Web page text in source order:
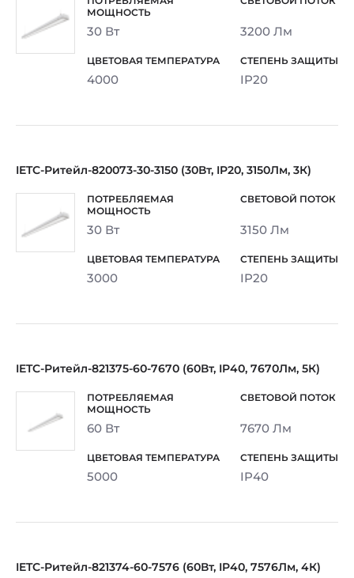
30 Вт 3200 Лм
4000 IP20
IETC-Ритейл-820073-30-3150 (30Вт, IP20, 3150Лм, 3К)
30 Вт 3150 Лм
3000 IP20
IETC-Ритейл-821375-60-7670 (60Вт, IP40, 7670Лм, 5К)
60 Вт 7670 Лм
5000 IP40
IETC-Ритейл-821374-60-7576 (60Вт, IP40, 7576Лм, 4К)